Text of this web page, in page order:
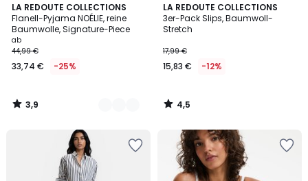
LA REDOUTE COLLECTIONS
Flanell-Pyjama NOÉLIE, reine
Baumwolle, Signature-Piece
ab
44,99 €
33,74 € -25%
3,9
/ 5
3
Farben
3,9
/
LA REDOUTE COLLECTIONS
3er-Pack Slips, Baumwoll-
Stretch
17,99 €
15,83 € -12%
4,5
/ 5
4,5
/